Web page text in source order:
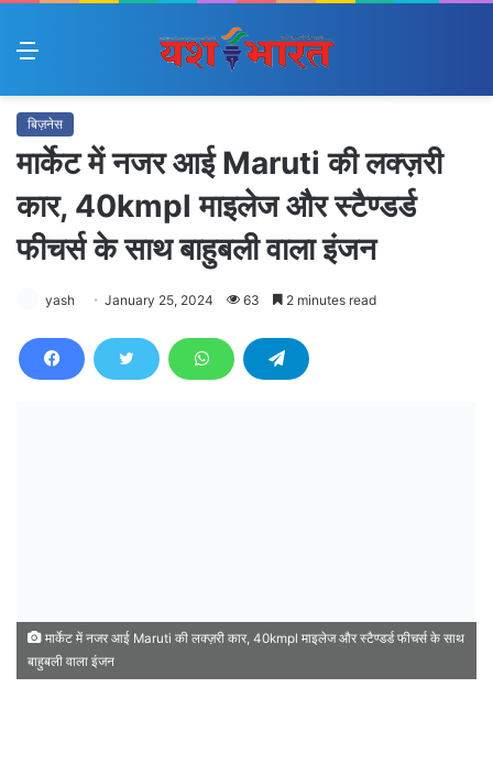
Menu
बिज़नेस
मार्केट में नजर आई Maruti की लक्ज़री
कार, 40kmpl माइलेज और स्टैण्डर्ड
फीचर्स के साथ बाहुबली वाला इंजन
yash January 25, 2024 63 2 minutes read
मार्केट में नजर आई Maruti की लक्ज़री कार, 40kmpl माइलेज और स्टैण्डर्ड फीचर्स के साथ
बाहुबली वाला इंजन